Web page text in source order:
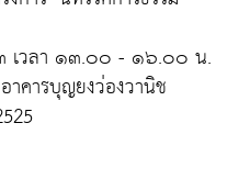
เวลา ๑๓.๐๐ - ๑๖.๐๐ น.
าคารบุญยงว่องวานิช